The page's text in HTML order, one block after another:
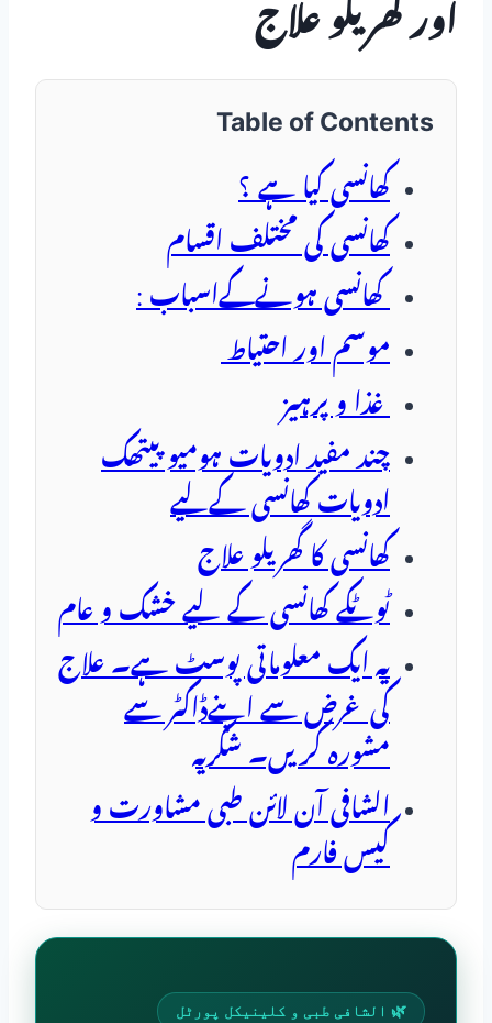
اور گھریلو علاج
Table of Contents
کھانسی کیا ہے ؟
کھانسی کی مختلف اقسام
کھانسی ہونےکےاسباب :
موسم اور احتیاط
غذا و پرہیز
چند مفید ادویات ہومیو پیتھک
ادویات کھانسی کےلیے
کھانسی کا گھریلو علاج
ٹوٹکے کھانسی کے لیے خشک و عام
یہ ایک معلوماتی پوسٹ ہے۔ علاج
کی غرض سے اپنےڈاکٹر سے
مشورہ کریں۔ شکریہ
الشافی آن لائن طبی مشاورت و
کیس فارم
🌿 الشافی طبی و کلینیکل پورٹل